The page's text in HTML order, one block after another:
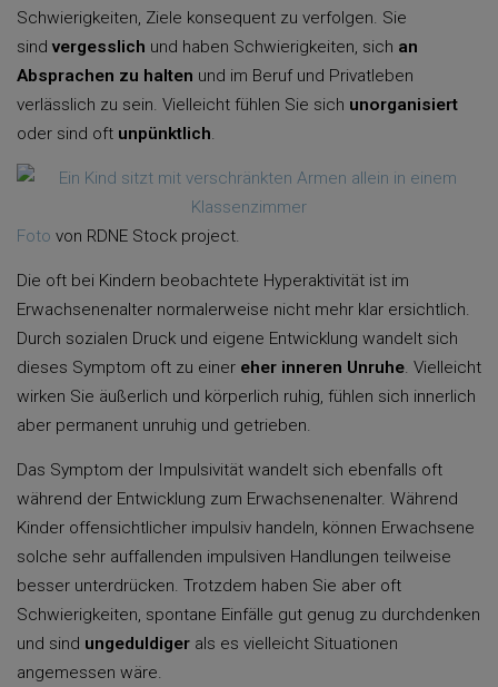
Schwierigkeiten, Ziele konsequent zu verfolgen. Sie
sindvergesslich und haben Schwierigkeiten, sich an
Absprachen zu halten und im Beruf und Privatleben
verlässlich zu sein. Vielleicht fühlen Sie sich unorganisiert
oder sind oft unpünktlich.
Foto von RDNE Stock project.
Die oft bei Kindern beobachtete Hyperaktivität ist im
Erwachsenenalter normalerweise nicht mehr klar ersichtlich.
Durch sozialen Druck und eigene Entwicklung wandelt sich
dieses Symptom oft zu einer eher inneren Unruhe. Vielleicht
wirken Sie äußerlich und körperlich ruhig, fühlen sich innerlich
aber permanent unruhig und getrieben.
Das Symptom der Impulsivität wandelt sich ebenfalls oft
während der Entwicklung zum Erwachsenenalter. Während
Kinder offensichtlicher impulsiv handeln, können Erwachsene
solche sehr auffallenden impulsiven Handlungen teilweise
besser unterdrücken. Trotzdem haben Sie aber oft
Schwierigkeiten, spontane Einfälle gut genug zu durchdenken
und sind ungeduldiger als es vielleicht Situationen
angemessen wäre.